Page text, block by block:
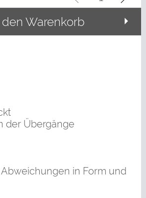
den Warenkorb
der Übergänge
in Form und